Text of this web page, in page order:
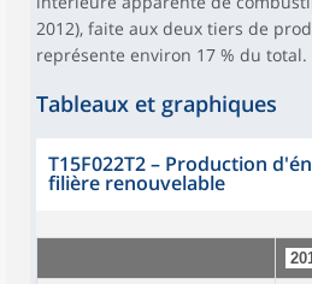
2012), faite aux deux tiers de
représente environ 17 % du total.
Tableaux et graphiques
T15F022T2– Production
filière renouvelable